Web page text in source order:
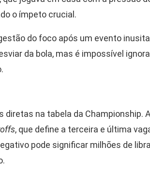
o ímpeto crucial.
do foco após um evento
da bola, mas é impossível
diretas na tabela da Championship.
, que define a terceira e última
pode significar milhões de